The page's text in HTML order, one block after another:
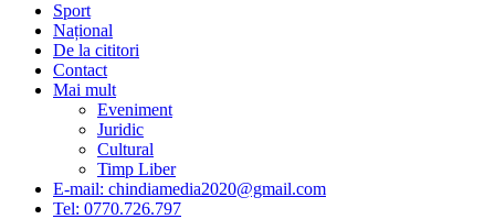
Sport
Național
De la cititori
Contact
Mai mult
Eveniment
Juridic
Cultural
Timp Liber
E-mail: chindiamedia2020@gmail.com
Tel: 0770.726.797